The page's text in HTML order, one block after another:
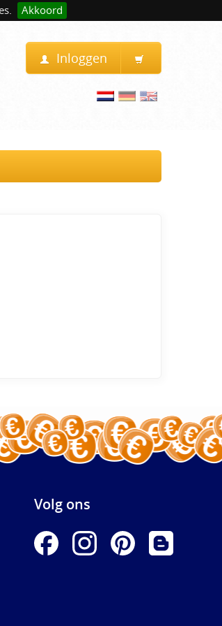
Akkoord
Inloggen
Volg ons